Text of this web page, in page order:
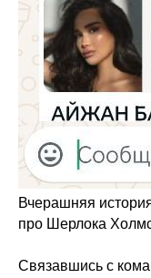
Вчерашняя
про Шерлока
Связавшись с